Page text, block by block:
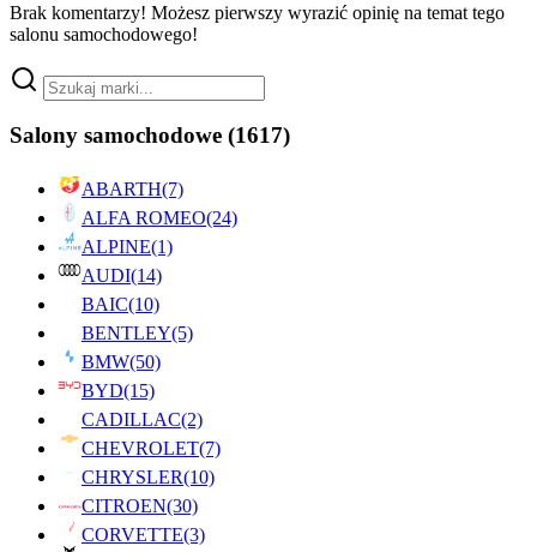
Brak komentarzy! Możesz pierwszy wyrazić opinię na temat tego
salonu samochodowego!
Salony samochodowe (1617)
ABARTH(7)
ALFA ROMEO(24)
ALPINE(1)
AUDI(14)
BAIC(10)
BENTLEY(5)
BMW(50)
BYD(15)
CADILLAC(2)
CHEVROLET(7)
CHRYSLER(10)
CITROEN(30)
CORVETTE(3)